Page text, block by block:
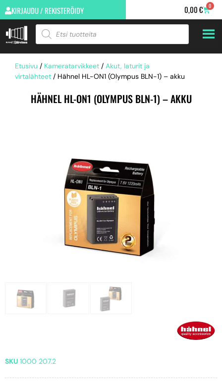
KIRJAUDU / REKISTERÖIDY 0,00€ 0
Etusivu / Kameratarvikkeet / Akut, laturit ja
virtalähteet / Hähnel HL-ON1 (Olympus BLN-1) – akku
HÄHNEL HL-ON1 (OLYMPUS BLN-1) – AKKU
SKU 1000 207.2